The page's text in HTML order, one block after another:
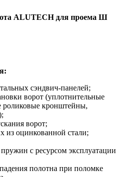
ALUTECH для проема Ш
сэндвич-панелей;
ворот (уплотнительные
роликовые кронштейны,
ворот;
из оцинкованной стали;
с ресурсом эксплуатации
полотна при поломке